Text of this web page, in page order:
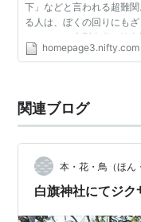
下」などと言われる超難
る人は、ぼくの回りにも
し、そんな大型自動二輪
９月から教習所でも取得で
homepage3.nifty.com
関連ブログ
本・花・鳥（ほん
白旗神社にてジ